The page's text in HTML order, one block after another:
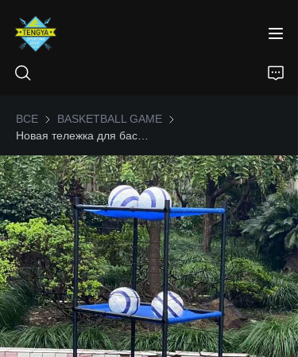
ВСЕ BASKETBALL GAME BASKETBALL GAME
ДОМА
ПРОДУКТЫ
О НАС
НОВОСТИ
КОНТАКТ